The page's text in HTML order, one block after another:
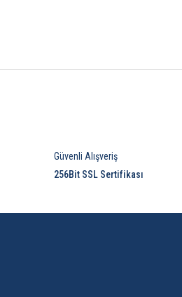
Güvenli Alışveriş
256Bit SSL Sertifikası